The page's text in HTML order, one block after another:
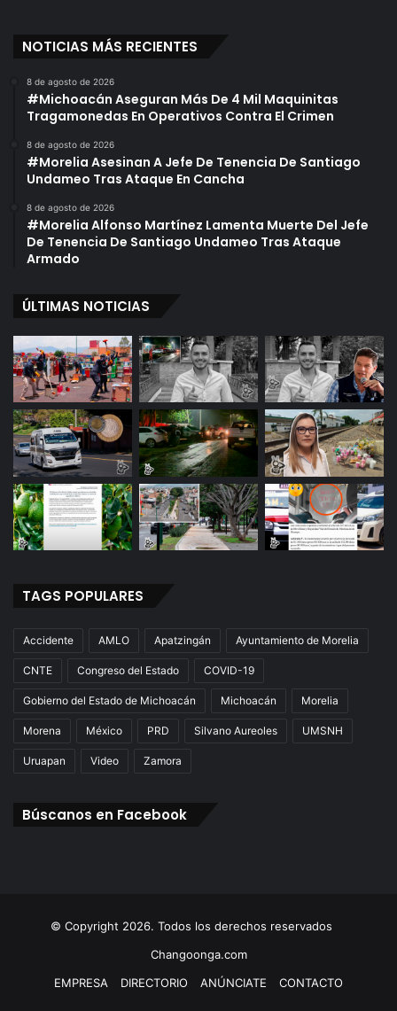
NOTICIAS MÁS RECIENTES
8 de agosto de 2026
#Michoacán Aseguran Más De 4 Mil Maquinitas
Tragamonedas En Operativos Contra El Crimen
8 de agosto de 2026
#Morelia Asesinan A Jefe De Tenencia De Santiago
Undameo Tras Ataque En Cancha
8 de agosto de 2026
#Morelia Alfonso Martínez Lamenta Muerte Del Jefe
De Tenencia De Santiago Undameo Tras Ataque
Armado
ÚLTIMAS NOTICIAS
TAGS POPULARES
Accidente AMLO Apatzingán Ayuntamiento de Morelia
CNTE Congreso del Estado COVID-19
Gobierno del Estado de Michoacán Michoacán Morelia
Morena México PRD Silvano Aureoles UMSNH
Uruapan Video Zamora
Búscanos en Facebook
© Copyright 2026. Todos los derechos reservados
Changoonga.com
EMPRESA
DIRECTORIO ANÚNCIATE CONTACTO